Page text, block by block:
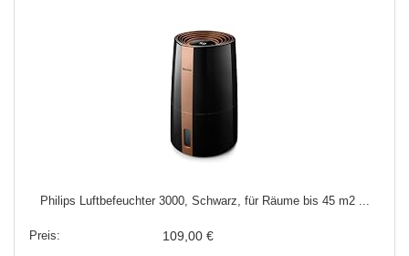
Philips Luftbefeuchter 3000, Schwarz, für Räume bis 45 m2 ...
109,00 €